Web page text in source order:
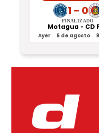
1 - 0
FINALIZADO
Motagua - CD
Ayer 6 de agosto